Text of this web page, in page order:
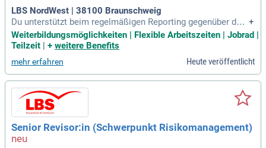
LBS NordWest | 38100 Braunschweig
Du unterstützt beim regelmäßigen Reporting gegenüber dem
Vorstand und führst bei Bedarf ad-hoc-Informationen an den
Leiter der Internen Revision durch.
+
Weiterbildungsmöglichkeiten | Flexible Arbeitszeiten | Jobrad |
Teilzeit
+ weitere Benefits
mehr erfahren Heute veröffentlicht
Senior Revisor:in (Schwerpunkt Risikomanagement)